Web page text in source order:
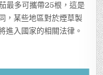
最多可攜帶25根，這是
，某些地區對於煙草製
進入國家的相關法律。